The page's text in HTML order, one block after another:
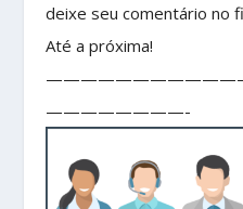
deixe seu comentário no
Até a próxima!
————————-